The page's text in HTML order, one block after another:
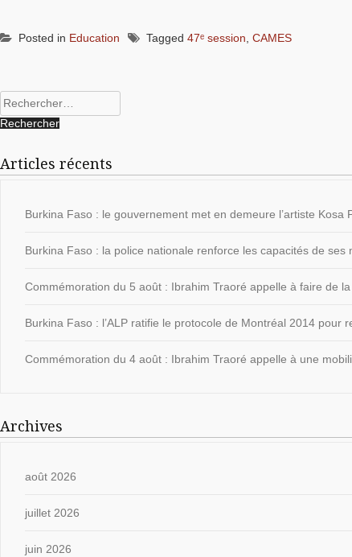
Posted in Education Tagged 47ᵉ session CAMES
Rechercher :
Articles récents
Burkina Faso : le gouvernement met en demeure l’artiste
Burkina Faso : la police nationale renforce les capacités de
Commémoration du 5 août : Ibrahim Traoré appelle à faire de
Burkina Faso : l’ALP ratifie le protocole de Montréal 2014 pour
Commémoration du 4 août : Ibrahim Traoré appelle à une
Archives
août 2026
juillet 2026
juin 2026